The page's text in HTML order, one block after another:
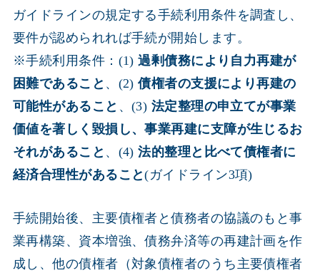
ガイドラインの規定する手続利用条件を調査し、
要件が認められれば手続が開始します。
※手続利用条件：(1)過剰債務により自力再建が
困難であること 、(2)債権者の支援により再建の
可能性があること 、(3) 法定整理の申立てが事業
価値を著しく毀損し、事業再建に支障が生じるお
それがあること 、(4)法的整理と比べて債権者に
経済合理性があること(ガイドライン3項)
手続開始後、主要債権者と債務者の協議のもと事
業再構築、資本増強、債務弁済等の再建計画を作
成し、他の債権者（対象債権者のうち主要債権者